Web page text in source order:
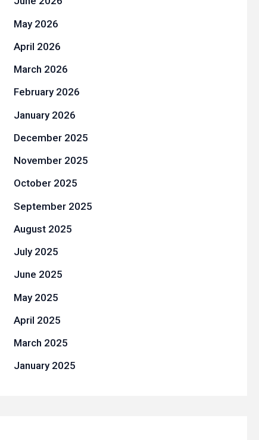
May 2026
April 2026
March 2026
February 2026
January 2026
December 2025
November 2025
October 2025
September 2025
August 2025
July 2025
June 2025
May 2025
April 2025
March 2025
January 2025